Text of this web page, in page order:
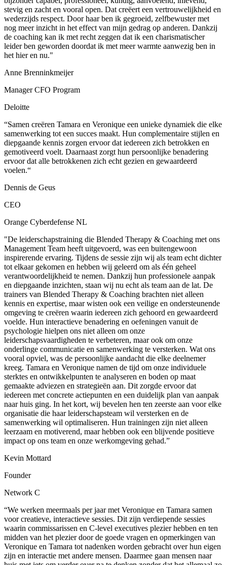
stevig en zacht en vooral open. Dat creëert een vertrouwelijkheid en
wederzijds respect. Door haar ben ik gegroeid, zelfbewuster met
nog meer inzicht in het effect van mijn gedrag op anderen. Dankzij
de coaching kan ik met recht zeggen dat ik een charismatischer
leider ben geworden doordat ik met meer warmte aanwezig ben in
het hier en nu."
Anne Brenninkmeijer
Manager CFO Program
Deloitte
“Samen creëren Tamara en Veronique een unieke dynamiek die elke
samenwerking tot een succes maakt. Hun complementaire stijlen en
diepgaande kennis zorgen ervoor dat iedereen zich betrokken en
gemotiveerd voelt. Daarnaast zorgt hun persoonlijke benadering
ervoor dat alle betrokkenen zich echt gezien en gewaardeerd
voelen.“
Dennis de Geus
CEO
Orange Cyberdefense NL
"De leiderschapstraining die Blended Therapy & Coaching met ons
Management Team heeft uitgevoerd, was een buitengewoon
inspirerende ervaring. Tijdens de sessie zijn wij als team echt dichter
tot elkaar gekomen en hebben wij geleerd om als één geheel
verantwoordelijkheid te nemen. Dankzij hun professionele aanpak
en diepgaande inzichten, staan wij nu echt als team aan de lat. De
trainers van Blended Therapy & Coaching brachten niet alleen
kennis en expertise, maar wisten ook een veilige en ondersteunende
omgeving te creëren waarin iedereen zich gehoord en gewaardeerd
voelde. Hun interactieve benadering en oefeningen vanuit de
psychologie hielpen ons niet alleen om onze
leiderschapsvaardigheden te verbeteren, maar ook om onze
onderlinge communicatie en samenwerking te versterken. Wat ons
vooral opviel, was de persoonlijke aandacht die elke deelnemer
kreeg. Tamara en Veronique namen de tijd om onze individuele
sterktes en ontwikkelpunten te analyseren en boden op maat
gemaakte adviezen en strategieën aan. Dit zorgde ervoor dat
iedereen met concrete actiepunten en een duidelijk plan van aanpak
naar huis ging. In het kort, wij bevelen hen ten zeerste aan voor elke
organisatie die haar leiderschapsteam wil versterken en de
samenwerking wil optimaliseren. Hun trainingen zijn niet alleen
leerzaam en motiverend, maar hebben ook een blijvende positieve
impact op ons team en onze werkomgeving gehad.”
Kevin Mottard
Founder
Network C
“We werken meermaals per jaar met Veronique en Tamara samen
voor creatieve, interactieve sessies. Dit zijn verdiepende sessies
waarin commissarissen en C-level executives plezier hebben en ten
midden van het plezier door de goede vragen en opmerkingen van
Veronique en Tamara tot nadenken worden gebracht over hun eigen
zijn en interactie met andere mensen. Daarmee gaan mensen naar